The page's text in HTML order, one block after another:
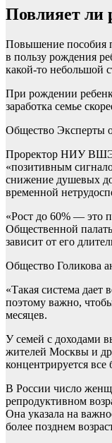
Повлияет ли
Повышение пособия
в пользу рождения
какой-то небольшой
При рождении
заработка семье
Общество Эксперты
Проректор НИУ ВШЭ,
«позитивным
снижение душевых
временной
«Рост до 60% — это
Общественной
зависит от его
Общество Голикова
«Такая система
поэтому важно,
месяцев.
У семей с доходами
жителей Москвы и
концентрируется
В России число
репродуктивном
Она указала на
более позднем